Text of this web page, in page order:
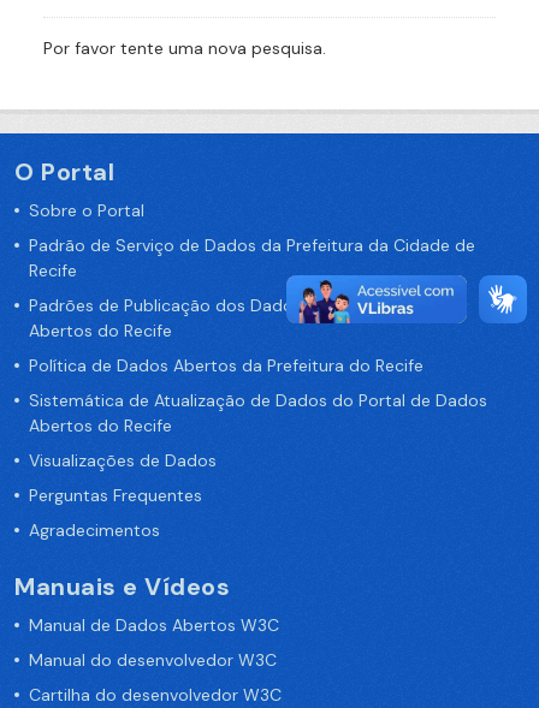
Por favor tente uma nova pesquisa.
O Portal
Sobre o Portal
Padrão de Serviço de Dados da Prefeitura da Cidade de
Recife
Padrões de Publicação dos Dados no Portal de Dados
Abertos do Recife
Política de Dados Abertos da Prefeitura do Recife
Sistemática de Atualização de Dados do Portal de Dados
Abertos do Recife
Visualizações de Dados
Perguntas Frequentes
Agradecimentos
Manuais e Vídeos
Manual de Dados Abertos W3C
Manual do desenvolvedor W3C
Cartilha do desenvolvedor W3C